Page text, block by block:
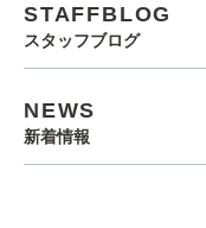
STAFFBLOG
スタッフブログ
NEWS
新着情報